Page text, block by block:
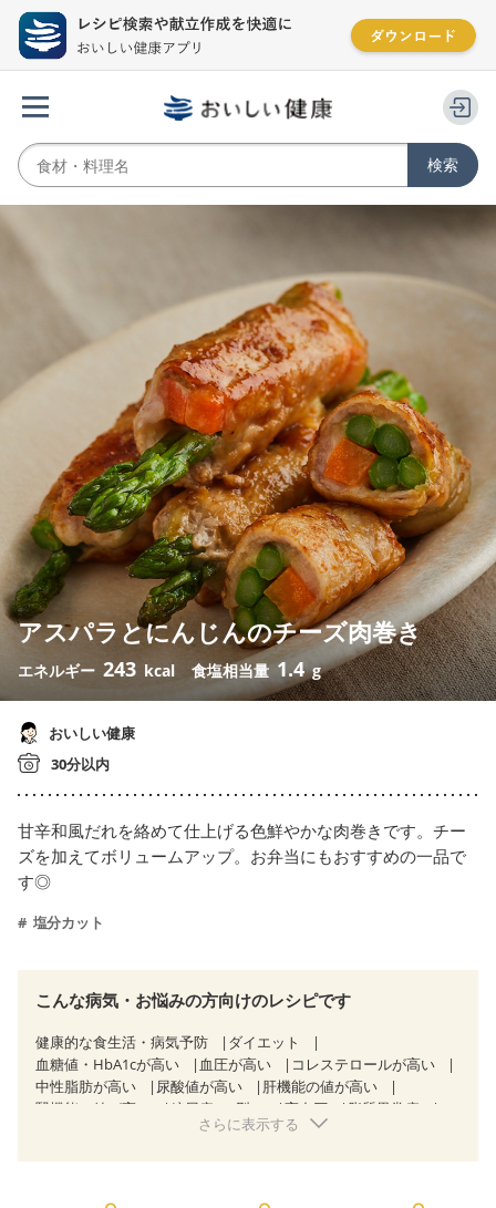
アスパラとにんじんのチーズ肉巻き
エネルギー 243 kcal 食塩相当量 1.4 g
おいしい健康
30分以内
甘辛和風だれを絡めて仕上げる色鮮やかな肉巻きです。チー
ズを加えてボリュームアップ。お弁当にもおすすめの一品で
す◎
塩分カット
こんな病気・お悩みの方向けのレシピです
健康的な食生活・病気予防
ダイエット
血糖値・HbA1cが高い
血圧が高い
コレステロールが高い
中性脂肪が高い
尿酸値が高い
肝機能の値が高い
腎機能の値が高い
糖尿病（2型） 高血圧
脂質異常症
狭心症 心筋梗塞
さらに表示する